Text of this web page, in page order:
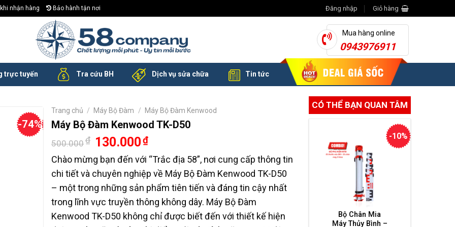
nhận hàng Bảo hành tận nơi Đăng nhập Giỏ hàng
Mua hàng online
0943976911
trực tuyến Tra cứu BH Dịch vụ sửa chữa Tin tức
CÓ THỂ BẠN QUAN TÂM
-10%
Bộ Chân Mia
Máy Thủy Bình –
-74%
Trang chủ / Máy Bộ Đàm / Máy Bộ Đàm Kenwood
Máy Bộ Đàm Kenwood TK-D50
500.000₫ Giá
gốc
là:
500.000₫.
130.000₫Giá
tại
là:
130.000₫.
Chào mừng bạn đến với “Trắc địa 58”, nơi cung cấp thông tin
chi tiết và chuyên nghiệp về Máy Bộ Đàm Kenwood TK-D50
– một trong những sản phẩm tiên tiến và đáng tin cậy nhất
trong lĩnh vực truyền thông không dây. Máy Bộ Đàm
Kenwood TK-D50 không chỉ được biết đến với thiết kế hiện